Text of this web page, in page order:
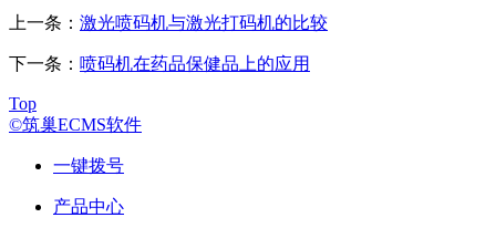
上一条： 激光喷码机与激光打码机的比较
下一条： 喷码机在药品保健品上的应用
Top
©筑巢ECMS软件
一键拨号
产品中心